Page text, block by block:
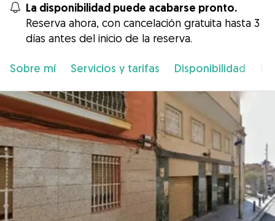
La disponibilidad puede acabarse pronto.
Reserva ahora, con cancelación gratuita hasta 3
días antes del inicio de la reserva.
Sobre mí Servicios y tarifas Disponibilidad